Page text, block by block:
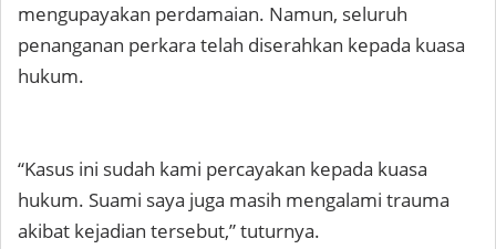
mengupayakan perdamaian. Namun, seluruh
penanganan perkara telah diserahkan kepada kuasa
hukum.
“Kasus ini sudah kami percayakan kepada kuasa
hukum. Suami saya juga masih mengalami trauma
akibat kejadian tersebut,” tuturnya.